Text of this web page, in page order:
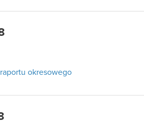
okresowego